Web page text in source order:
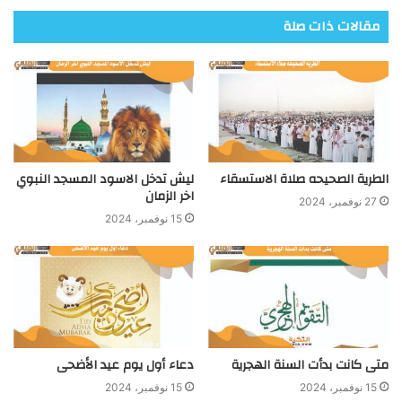
مقالات ذات صلة
الطرية الصحيحه صلاة الاستسقاء
27 نوفمبر، 2024
ليش تدخل الاسود المسجد النبوي
اخر الزمان
15 نوفمبر، 2024
متى كانت بدأت السنة الهجرية
15 نوفمبر، 2024
دعاء أول يوم عيد الأضحى
15 نوفمبر، 2024